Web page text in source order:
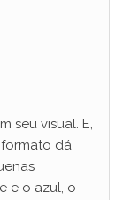
seu visual. E,
dá
e o azul, o